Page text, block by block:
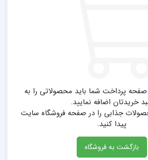
صفحه پرداخت شما باید محصولاتی را به
خریدتان اضافه نمایید.
جذابی را در صفحه فروشگاه سایت
پیدا کنید.
بازگشت به فروشگاه